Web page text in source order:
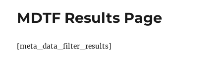
MDTF Results Page
[meta_data_filter_results]